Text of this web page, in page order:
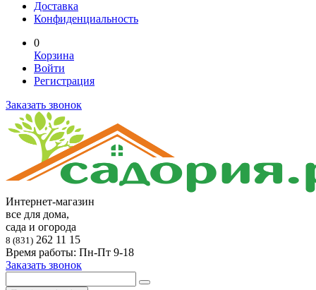
Доставка
Конфиденциальность
0
Корзина
Войти
Регистрация
Заказать звонок
Интернет-магазин
все для дома,
сада и огорода
8 (831) 262 11 15
Время работы: Пн-Пт 9-18
Заказать звонок